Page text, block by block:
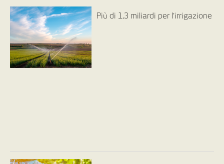
Più di 1,3 miliardi per l’irrigazione